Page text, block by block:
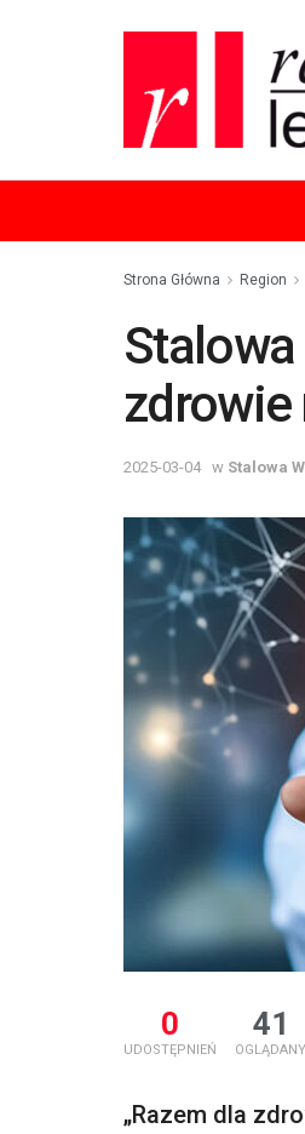
Strona Główna Region
Stalowa
zdrowie
2025-03-04 w Stalowa
0
UDOSTĘPNIEŃ
41
OGLĄDANY
„Razem dla